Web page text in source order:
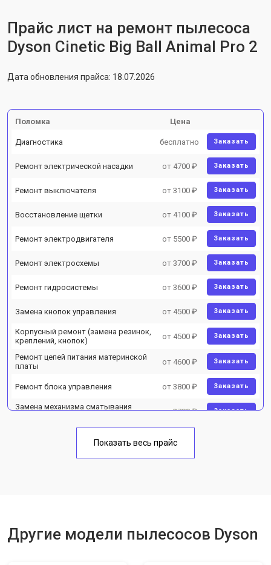
Прайс лист на ремонт пылесоса
Dyson Cinetic Big Ball Animal Pro 2
Дата обновления прайса: 18.07.2026
Поломка Цена
Диагностика бесплатно Заказать
Ремонт электрической насадки от 4700 ₽ Заказать
Ремонт выключателя от 3100 ₽ Заказать
Восстановление щетки от 4100 ₽ Заказать
Ремонт электродвигателя от 5500 ₽ Заказать
Ремонт электросхемы от 3700 ₽ Заказать
Ремонт гидросистемы от 3600 ₽ Заказать
Замена кнопок управления от 4500 ₽ Заказать
Корпусный ремонт (замена резинок,
креплений, кнопок)
от 4500 ₽ Заказать
Ремонт цепей питания материнской
платы
от 4600 ₽ Заказать
Ремонт блока управления от 3800 ₽ Заказать
Замена механизма сматывания
от 2700 ₽ Заказать
Показать весь прайс
Другие модели пылесосов Dyson